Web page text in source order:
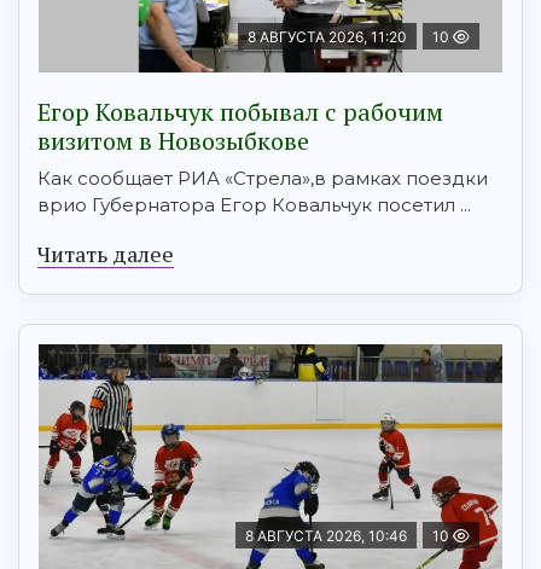
8 АВГУСТА 2026, 11:20 10
Егор Ковальчук побывал с рабочим
визитом в Новозыбкове
Как сообщает РИА «Стрела»,в рамках поездки
врио Губернатора Егор Ковальчук посетил ...
Читать далее
8 АВГУСТА 2026, 10:46 10